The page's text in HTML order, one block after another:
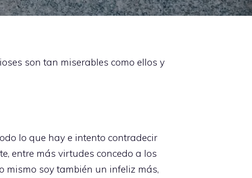
son tan miserables como ellos y
lo que hay e intento contradecir
entre más virtudes concedo a los
mismo soy también un infeliz más,